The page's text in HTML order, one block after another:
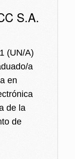
S.A.
(UN/A)
a
en
de la
de